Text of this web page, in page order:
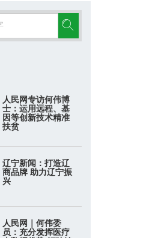
人民网专访何伟博
士：运用远程、基
因等创新技术精准
扶贫
辽宁新闻：打造辽
商品牌 助力辽宁振
兴
人民网｜何伟委
员：充分发挥医疗